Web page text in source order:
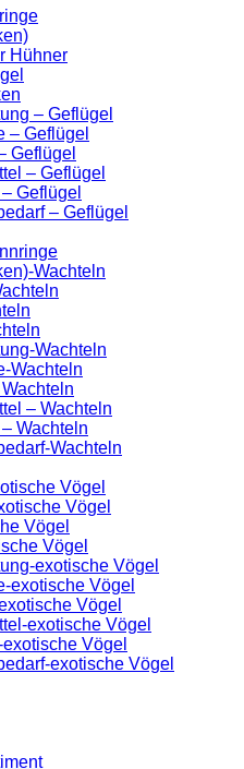
Hühner
– Geflügel
– Geflügel
Geflügel
– Geflügel
Geflügel
– Geflügel
Wachteln
Wachteln
Wachteln
– Wachteln
Wachteln
Wachteln
Vögel
Vögel
Vögel
Vögel
exotische Vögel
exotische Vögel
Vögel
exotische Vögel
Vögel
exotische Vögel